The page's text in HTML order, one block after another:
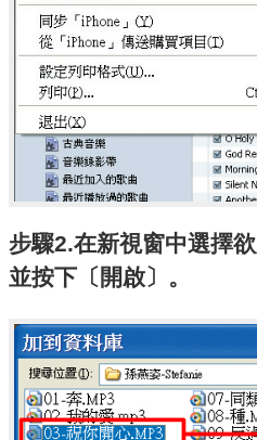
步驟2.在新視窗中選擇
並按下〔開啟〕。